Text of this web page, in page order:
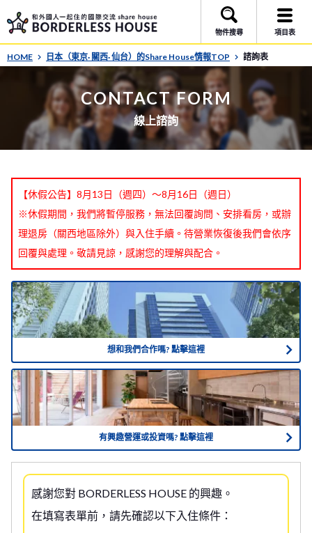
物件搜尋 項目表
HOME 日本（東京· 關西· 仙台）的Share House情報TOP 諮詢表
CONTACT FORM
線上諮詢
【休假公告】8月13日（週四）～8月16日（週日）
※休假期間，我們將暫停服務，無法回覆詢問、安排看房，或辦
理退房（關西地區除外）與入住手續。待營業恢復後我們會依序
回覆與處理。敬請見諒，感謝您的理解與配合。
想和我們合作嗎? 點擊這裡
有興趣營運或投資嗎? 點擊這裡
感謝您對 BORDERLESS HOUSE 的興趣。
在填寫表單前，請先確認以下入住條件：